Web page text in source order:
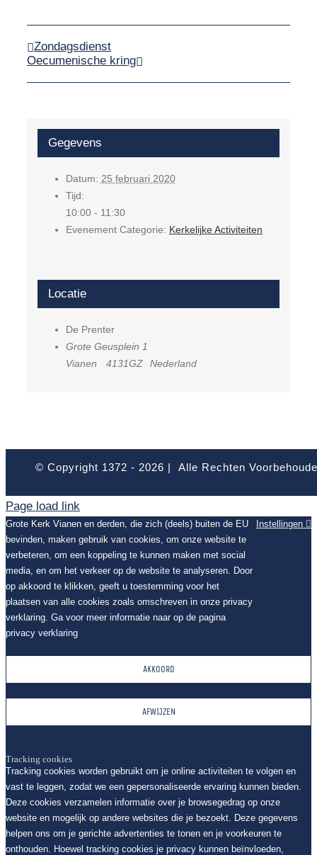
Zondagsdienst
Oecumenische kring
Gegevens
Datum: 25 februari 2020
Tijd:
10:00 - 11:30
Evenement Categorie: Kerkelijke Activiteiten
Locatie
De Prenter
Grote Geusplein 1
Vianen
4131GZ Nederland
© Copyright 1372 - 2026 | Alle Rechten
Page load link
Grote Kerk Vianen en derden, die zich (deels) buiten de EU
bevinden, maken gebruik van cookies, om onze website te
verbeteren, om een koppeling te kunnen maken met social
media, en om het verkeer op de website te analyseren. Door
op akkoord te klikken, geeft u toestemming voor het
plaatsen van alle cookies zoals omschreven in onze privacy
verklaring. Ga voor meer informatie naar op de pagina
privacy verklaring
Instellingen
AKKOORD
AFWIJZEN
Tracking cookies
Tracking cookies worden gebruikt om je online activiteiten te volgen en
vast te leggen, zodat we een gepersonaliseerde ervaring kunnen bieden.
Deze cookies verzamelen informatie over je browsegedrag op onze
website en mogelijk op andere websites die je bezoekt. Deze gegevens
helpen ons om je gerichte advertenties te tonen en je voorkeuren te
onthouden. Hoewel tracking cookies je privacy kunnen beïnvloeden,